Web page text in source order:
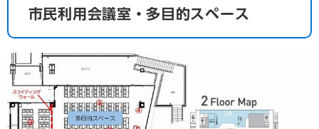
市民利用会議室・多目的スペース